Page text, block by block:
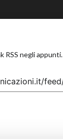
RSS negli appunti.